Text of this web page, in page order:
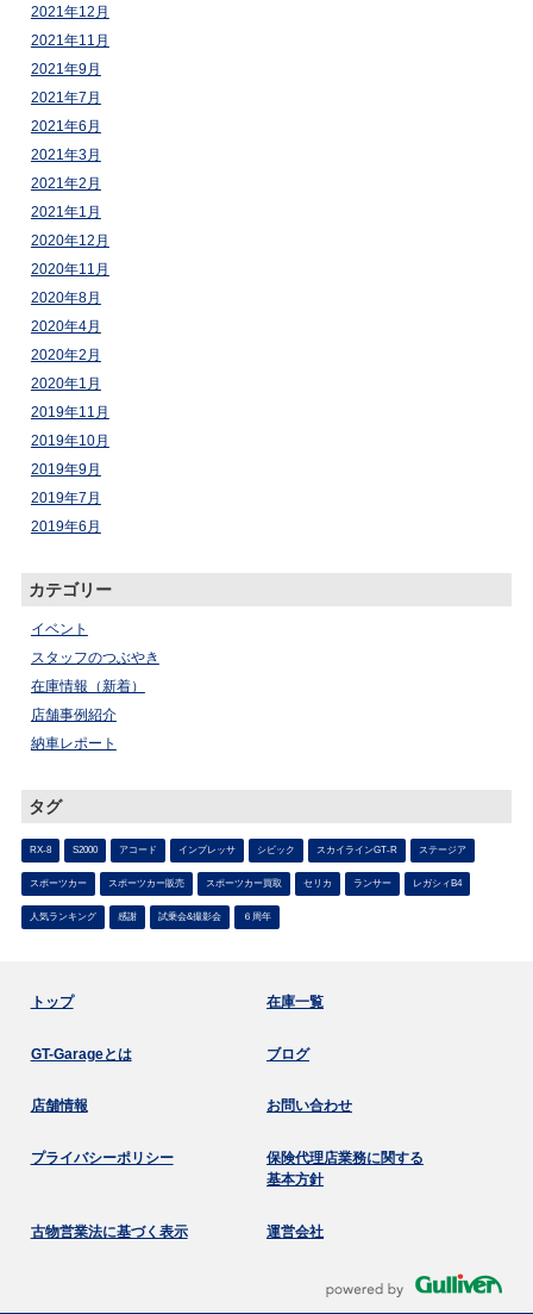
2021年12月
2021年11月
2021年9月
2021年7月
2021年6月
2021年3月
2021年2月
2021年1月
2020年12月
2020年11月
2020年8月
2020年4月
2020年2月
2020年1月
2019年11月
2019年10月
2019年9月
2019年7月
2019年6月
カテゴリー
イベント
スタッフのつぶやき
在庫情報（新着）
店舗事例紹介
納車レポート
タグ
RX-8 S2000 アコード インプレッサ シビック スカイラインGT-R ステージア
スポーツカー スポーツカー販売 スポーツカー買取 セリカ ランサー レガシィB4
人気ランキング 感謝 試乗会&撮影会 ６周年
トップ 在庫一覧
GT-Garageとは ブログ
店舗情報 お問い合わせ
プライバシーポリシー
保険代理店業務に関する
基本方針
古物営業法に基づく表示 運営会社